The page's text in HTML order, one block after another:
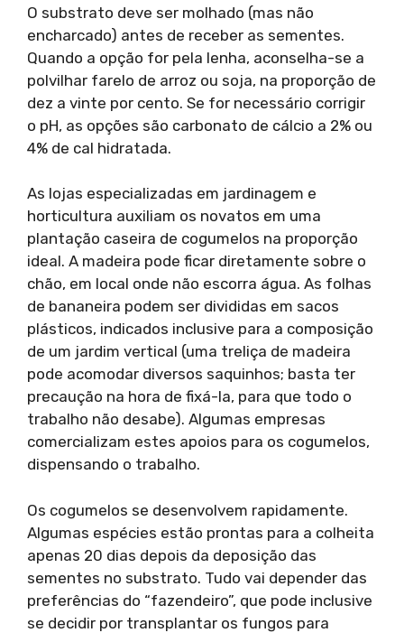
O substrato deve ser molhado (mas não
encharcado) antes de receber as sementes.
Quando a opção for pela lenha, aconselha-se a
polvilhar farelo de arroz ou soja, na proporção de
dez a vinte por cento. Se for necessário corrigir
o pH, as opções são carbonato de cálcio a 2% ou
4% de cal hidratada.
As lojas especializadas em jardinagem e
horticultura auxiliam os novatos em uma
plantação caseira de cogumelos na proporção
ideal. A madeira pode ficar diretamente sobre o
chão, em local onde não escorra água. As folhas
de bananeira podem ser divididas em sacos
plásticos, indicados inclusive para a composição
de um jardim vertical (uma treliça de madeira
pode acomodar diversos saquinhos; basta ter
precaução na hora de fixá-la, para que todo o
trabalho não desabe). Algumas empresas
comercializam estes apoios para os cogumelos,
dispensando o trabalho.
Os cogumelos se desenvolvem rapidamente.
Algumas espécies estão prontas para a colheita
apenas 20 dias depois da deposição das
sementes no substrato. Tudo vai depender das
preferências do “fazendeiro”, que pode inclusive
se decidir por transplantar os fungos para